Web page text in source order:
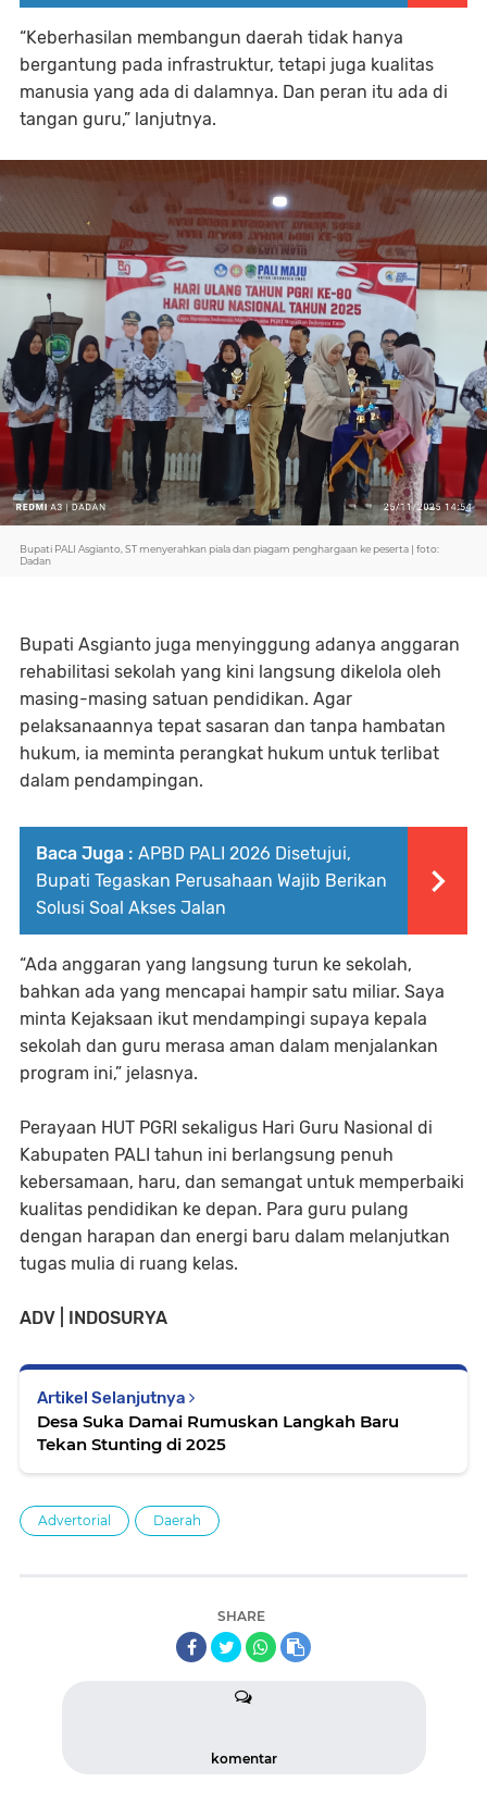
“Keberhasilan membangun daerah tidak hanya
bergantung pada infrastruktur, tetapi juga kualitas
manusia yang ada di dalamnya. Dan peran itu ada di
tangan guru,” lanjutnya.
Bupati PALI Asgianto, ST menyerahkan piala dan piagam penghargaan ke peserta | foto:
Dadan
Bupati Asgianto juga menyinggung adanya anggaran
rehabilitasi sekolah yang kini langsung dikelola oleh
masing-masing satuan pendidikan. Agar
pelaksanaannya tepat sasaran dan tanpa hambatan
hukum, ia meminta perangkat hukum untuk terlibat
dalam pendampingan.
Baca Juga : APBD PALI 2026 Disetujui,
Bupati Tegaskan Perusahaan Wajib Berikan
Solusi Soal Akses Jalan
“Ada anggaran yang langsung turun ke sekolah,
bahkan ada yang mencapai hampir satu miliar. Saya
minta Kejaksaan ikut mendampingi supaya kepala
sekolah dan guru merasa aman dalam menjalankan
program ini,” jelasnya.
Perayaan HUT PGRI sekaligus Hari Guru Nasional di
Kabupaten PALI tahun ini berlangsung penuh
kebersamaan, haru, dan semangat untuk memperbaiki
kualitas pendidikan ke depan. Para guru pulang
dengan harapan dan energi baru dalam melanjutkan
tugas mulia di ruang kelas.
ADV | INDOSURYA
Artikel Selanjutnya
Desa Suka Damai Rumuskan Langkah Baru
Tekan Stunting di 2025
Advertorial Daerah
SHARE
komentar